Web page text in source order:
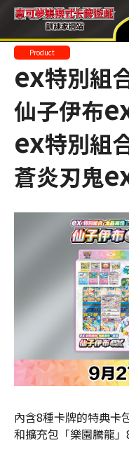
Product
ex特別組
仙子伊布
ex特別組
蒼炎刃鬼
內含8種卡牌的特典卡
和擴充包「樂園騰龍」